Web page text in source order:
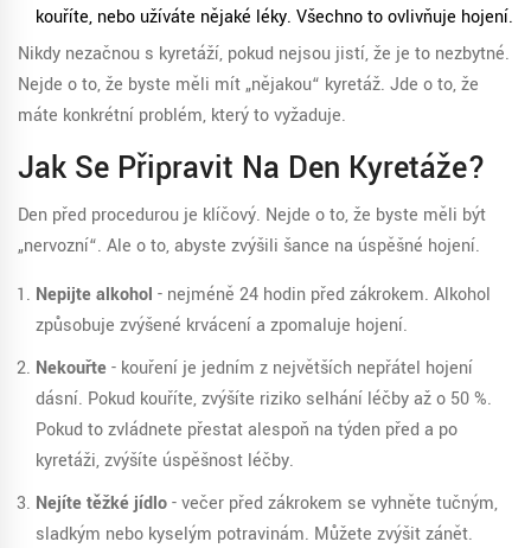
kouříte, nebo užíváte nějaké léky. Všechno to ovlivňuje hojení.
Nikdy nezačnou s kyretáží, pokud nejsou jistí, že je to nezbytné.
Nejde o to, že byste měli mít „nějakou“ kyretáž. Jde o to, že
máte konkrétní problém, který to vyžaduje.
Jak Se Připravit Na Den Kyretáže?
Den před procedurou je klíčový. Nejde o to, že byste měli být
„nervozní“. Ale o to, abyste zvýšili šance na úspěšné hojení.
Nepijte alkohol - nejméně 24 hodin před zákrokem. Alkohol
způsobuje zvýšené krvácení a zpomaluje hojení.
Nekouřte- kouření je jedním z největších nepřátel hojení
dásní. Pokud kouříte, zvýšíte riziko selhání léčby až o 50 %.
Pokud to zvládnete přestat alespoň na týden před a po
kyretáži, zvýšíte úspěšnost léčby.
Nejíte těžké jídlo- večer před zákrokem se vyhněte tučným,
sladkým nebo kyselým potravinám. Můžete zvýšit zánět.